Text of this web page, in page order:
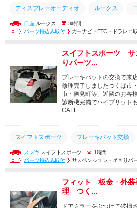
ディスプレーオーディオ ルークス
整備 交換 取り付け
日産ルークス
3時間
パーツ持込み取付
カーナビ・ETC・ドラレコ
スイフトスポーツ サ
りパーツ...
ブレーキパットの交換で来
修理完了しましたつくば市
市・阿見町等、近隣のお客
診断機完備でハイブリット
CAFE
スイフトスポーツ ブレーキパット交換
整備 点検 取付
スズキ スイフトスポーツ
1時間
パーツ持込み取付
サスペンション・足回りパ
フィット 板金・外
理 つく...
ドアミラーをぶつけて破損